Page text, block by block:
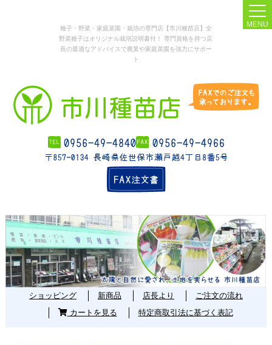
種子・野菜・家庭菜園・栽培の専門店【市川種苗店】全
野菜種子はオリジナル栽培説明書付！ 専門資格を持つ店
長の最適なアドバイスで農業や家庭菜園を強力にサポー
ト
MENU
ショッピング 新商品 店長より
ご注文の流れ
カートを見る
特定商取引法に基づく表記